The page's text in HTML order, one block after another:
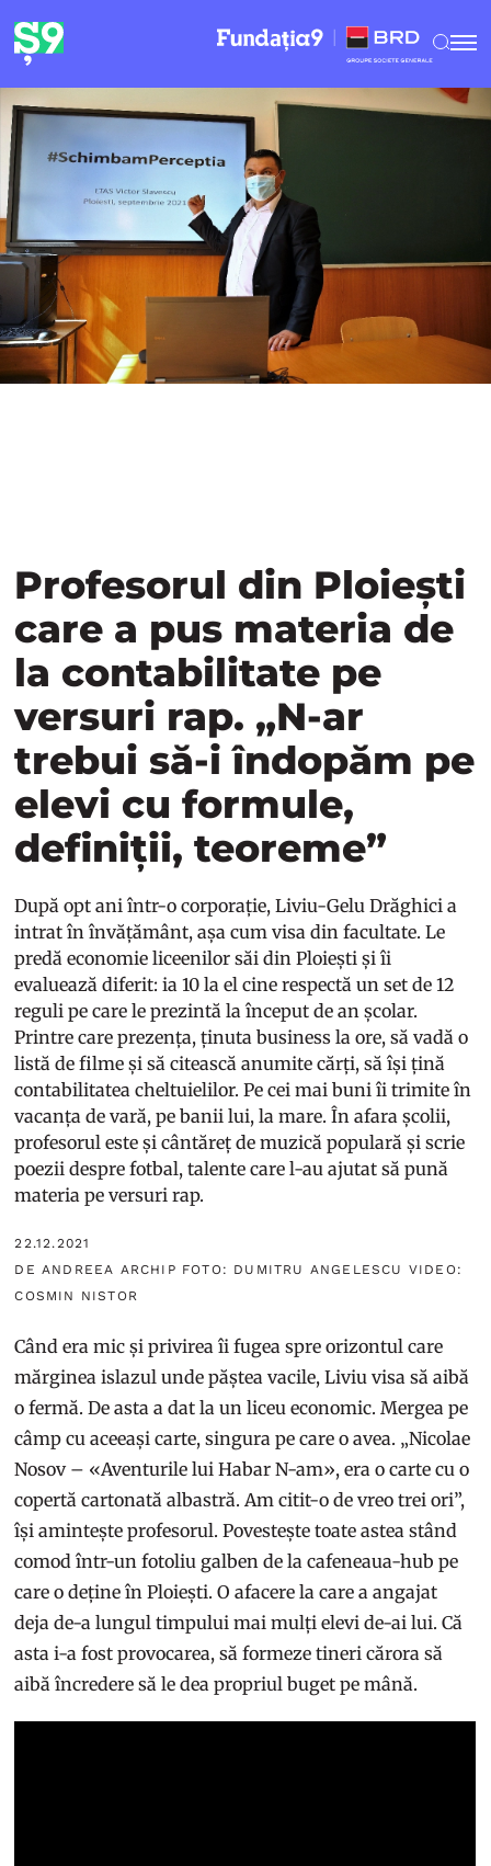
Profesorul din Ploiești
care a pus materia de
la contabilitate pe
versuri rap. „N-ar
trebui să-i îndopăm pe
elevi cu formule,
definiții, teoreme”
După opt ani într-o corporație, Liviu-Gelu Drăghici a
intrat în învățământ, așa cum visa din facultate. Le
predă economie liceenilor săi din Ploiești și îi
evaluează diferit: ia 10 la el cine respectă un set de 12
reguli pe care le prezintă la început de an școlar.
Printre care prezența, ținuta business la ore, să vadă o
listă de filme și să citească anumite cărți, să își țină
contabilitatea cheltuielilor. Pe cei mai buni îi trimite în
vacanța de vară, pe banii lui, la mare. În afara școlii,
profesorul este și cântăreț de muzică populară și scrie
poezii despre fotbal, talente care l-au ajutat să pună
materia pe versuri rap.
22.12.2021
DE ANDREEA ARCHIP FOTO: DUMITRU ANGELESCU VIDEO:
COSMIN NISTOR
Când era mic și privirea îi fugea spre orizontul care
mărginea islazul unde păștea vacile, Liviu visa să aibă
o fermă. De asta a dat la un liceu economic. Mergea pe
câmp cu aceeași carte, singura pe care o avea. „Nicolae
Nosov – «Aventurile lui Habar N-am», era o carte cu o
copertă cartonată albastră. Am citit-o de vreo trei ori”,
își amintește profesorul. Povestește toate astea stând
comod într-un fotoliu galben de la cafeneaua-hub pe
care o deține în Ploiești. O afacere la care a angajat
deja de-a lungul timpului mai mulți elevi de-ai lui. Că
asta i-a fost provocarea, să formeze tineri cărora să
aibă încredere să le dea propriul buget pe mână.